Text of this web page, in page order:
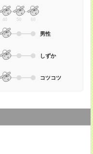
40 50 60
男性
しずか
コツコツ